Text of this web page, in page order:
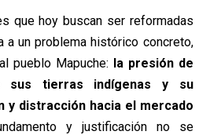
que hoy buscan ser reformadas
a un problema histórico concreto,
pueblo Mapuche: la presión de
sus tierras indígenas y su
y distracción hacia el mercado
y justificación no se